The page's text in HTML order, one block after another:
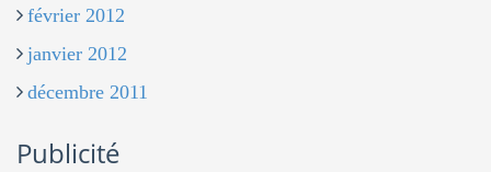
février 2012
janvier 2012
décembre 2011
Publicité